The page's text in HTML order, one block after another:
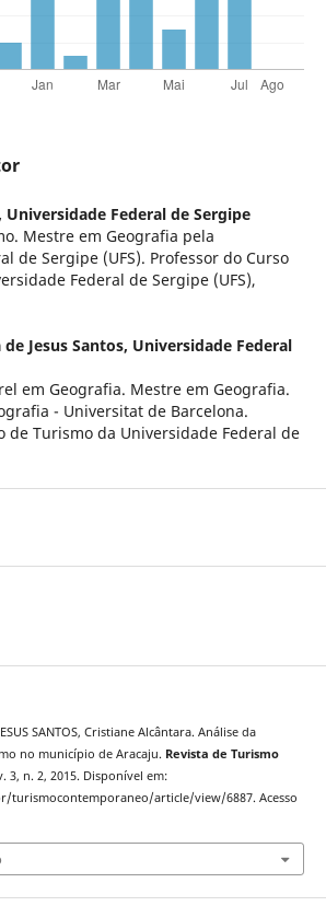
Universidade Federal de Sergipe
Mestre em Geografia pela
de Sergipe (UFS). Professor do Curso
Federal de Sergipe (UFS),
Jesus Santos, Universidade Federal
em Geografia. Mestre em Geografia.
- Universitat de Barcelona.
de Turismo da Universidade Federal de
SANTOS, Cristiane Alcântara. Análise da
no município de Aracaju. Revista de Turismo
3, n. 2, 2015. Disponível em:
turismocontemporaneo/article/view/6887. Acesso